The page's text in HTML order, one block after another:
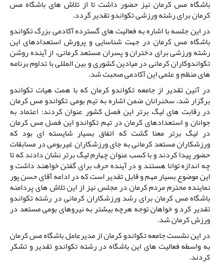
باشگاه مس کرمان نیز حضور داشت تا از تلاش های باشگاه مس
کرمان برای رشته ورزشی تکواندو تقدیر گردد.
در این جلسه با اشاره به فعالیت های گسترده آکادمی بزرگ تکواندو
باشگاه مس کرمان در جهت شناسایی و پرورش استعدادهای این
رشته ورزشی برای دختران و پسران مستعد کرمانی، از آینده روشن
تکواندوکاران کرمانی در میادین کشوری و بین المللی با تداوم برنامه
های منظم و علمی این آکادمی صحبت شد.
در آئین تقدیر از جامعه تکواندو کرمان که با همت هیات تکواندو
برگزار شد، سخنرانان ضمن اشاره به تیم بومی تکواندو مس کرمان
در رقابت های لیگ برتر این فصل کشور عنوان کردند: اعتماد به
جوانان و استعدادهای کرمان در تیم تکواندو این فصل مس کرمان
در لیگ برتر معنا گشت که اتفاق بسیار شایسته ای بود که
ورزشکاران مستعد کرمانی به جای ورزشکاران غیربومی در مسابقات
حضور پیدا کردند و با کسب عنوان چهارم لیگ برتر نشان دادند که تا
چه اندازه توانا هستند و در آینده حرف برای گفتن خواهند داشت و
این موضوع بسیار مهم و قابل تقدیر است که در ادامه آقای حسن پور
نماینده محترم مردم کرمان در مجلس نیز از این تلاش های پردامنه
باشگاه مس کرمان برای رشد ورزشکاران کرمانی در رشته تکواندو
تقدیر کرد و خواهان توجه هرچه بیشتر به نیروهای بومی مستعد در
ورزش کرمان شد.
در این نشست جامعه تکواندو کرمان از مدیرعامل باشگاه مس کرمان
به واسطه فعالیت های این باشگاه در رشته تکواندو تقدیر و تشکر
کردند.